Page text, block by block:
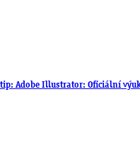
Adobe Illustrator: Oficiální